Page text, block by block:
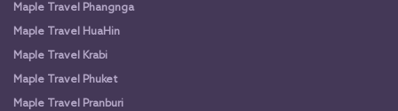
Maple Travel Phangnga
Maple Travel HuaHin
Maple Travel Krabi
Maple Travel Phuket
Maple Travel Pranburi